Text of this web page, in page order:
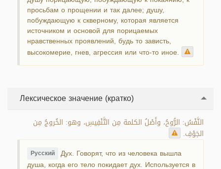
просьбам о прощении и так далее; душу,
побуждающую к скверному, которая является
источником и основой для порицаемых
нравственных проявлений, будь то зависть,
высокомерие, гнев, агрессия или что-то иное.
Лексическое значение (кратко)
النَّفْسُ: الرُّوحُ، وأَصْلُ الكلمة مِن التَّنْفِيسِ، وهو: الخُروجُ مِن
الجَوْفِ.
Русский Дух. Говорят, что из человека вышла
душа, когда его тело покидает дух. Используется в